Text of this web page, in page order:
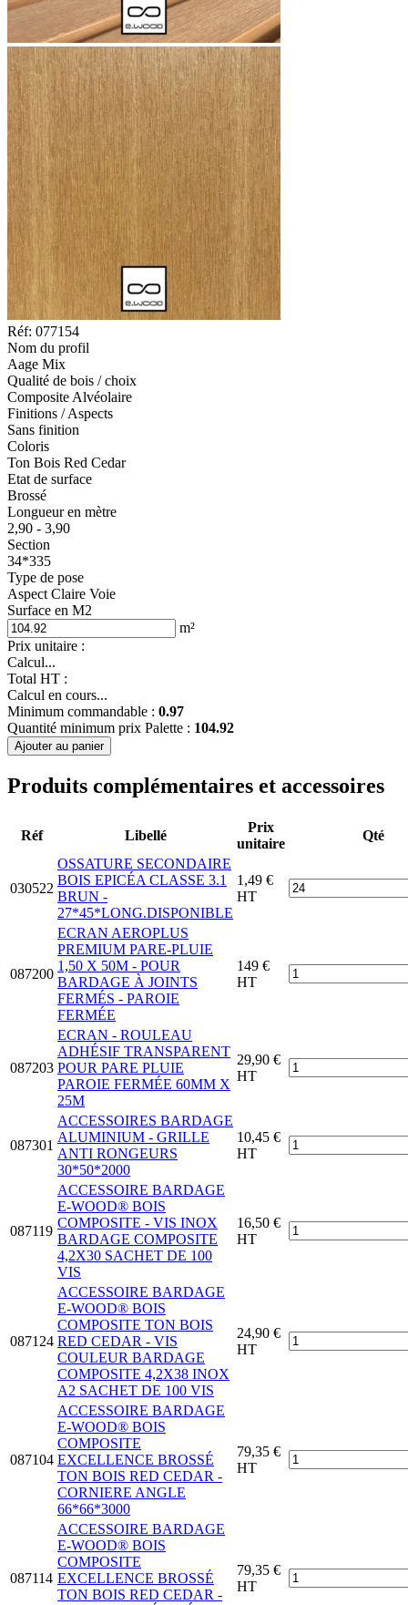
Réf: 077154
Nom du profil
Aage Mix
Qualité de bois / choix
Composite Alvéolaire
Finitions / Aspects
Sans finition
Coloris
Ton Bois Red Cedar
Etat de surface
Brossé
Longueur en mètre
2,90 - 3,90
Section
34*335
Type de pose
Aspect Claire Voie
Surface en M2
m²
Prix unitaire :
Calcul...
Total HT :
Calcul en cours...
Minimum commandable : 0.97
Quantité minimum prix Palette : 104.92
Ajouter au panier
Produits complémentaires et accessoires
Réf Libellé
Prix
unitaire
Qté
030522
OSSATURE SECONDAIRE
BOIS EPICÉA CLASSE 3.1
BRUN -
27*45*LONG.DISPONIBLE
1,49 €
HT
087200
ECRAN AEROPLUS
PREMIUM PARE-PLUIE
1,50 X 50M - POUR
BARDAGE À JOINTS
FERMÉS - PAROIE
FERMÉE
149 €
HT
087203
ECRAN - ROULEAU
ADHÉSIF TRANSPARENT
POUR PARE PLUIE
PAROIE FERMÉE 60MM X
25M
29,90 €
HT
087301
ACCESSOIRES BARDAGE
ALUMINIUM - GRILLE
ANTI RONGEURS
30*50*2000
10,45 €
HT
087119
ACCESSOIRE BARDAGE
E-WOOD® BOIS
COMPOSITE - VIS INOX
BARDAGE COMPOSITE
4,2X30 SACHET DE 100
VIS
16,50 €
HT
087124
ACCESSOIRE BARDAGE
E-WOOD® BOIS
COMPOSITE TON BOIS
RED CEDAR - VIS
COULEUR BARDAGE
COMPOSITE 4,2X38 INOX
A2 SACHET DE 100 VIS
24,90 €
HT
087104
ACCESSOIRE BARDAGE
E-WOOD® BOIS
COMPOSITE
EXCELLENCE BROSSÉ
TON BOIS RED CEDAR -
CORNIERE ANGLE
66*66*3000
79,35 €
HT
087114
ACCESSOIRE BARDAGE
E-WOOD® BOIS
COMPOSITE
EXCELLENCE BROSSÉ
TON BOIS RED CEDAR -
79,35 €
HT